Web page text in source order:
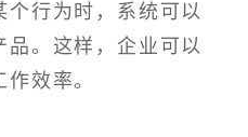
个行为时，系统可以
品。这样，企业可以
效率。